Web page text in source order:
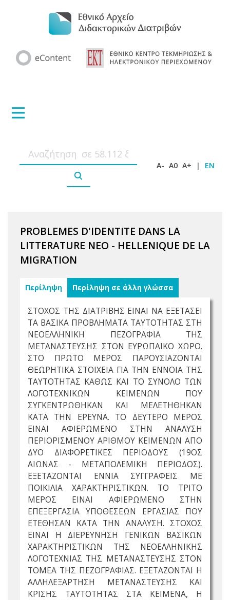
A- A0 A+ | EN
PROBLEMES D'IDENTITE DANS LA
LITTERATURE NEO - HELLENIQUE DE LA
MIGRATION
Περίληψη Περίληψη σε άλλη γλώσσα
ΣΤΟΧΟΣ ΤΗΣ ΔΙΑΤΡΙΒΗΣ ΕΙΝΑΙ ΝΑ ΕΞΕΤΑΣΕΙ
ΤΑ ΒΑΣΙΚΑ ΠΡΟΒΛΗΜΑΤΑ ΤΑΥΤΟΤΗΤΑΣ ΣΤΗ
ΝΕΟΕΛΛΗΝΙΚΗ ΠΕΖΟΓΡΑΦΙΑ ΤΗΣ
ΜΕΤΑΝΑΣΤΕΥΣΗΣ ΣΤΟΝ ΕΥΡΩΠΑΙΚΟ ΧΩΡΟ.
ΣΤΟ ΠΡΩΤΟ ΜΕΡΟΣ ΠΑΡΟΥΣΙΑΖΟΝΤΑΙ
ΘΕΩΡΗΤΙΚΑ ΣΤΟΙΧΕΙΑ ΓΙΑ ΤΗΝ ΕΝΝΟΙΑ ΤΗΣ
ΤΑΥΤΟΤΗΤΑΣ ΚΑΘΩΣ ΚΑΙ ΤΟ ΣΥΝΟΛΟ ΤΩΝ
ΛΟΓΟΤΕΧΝΙΚΩΝ ΚΕΙΜΕΝΩΝ ΠΟΥ
ΣΥΓΚΕΝΤΡΩΘΗΚΑΝ ΚΑΙ ΜΕΛΕΤΗΘΗΚΑΝ
ΚΑΤΑ ΤΗΝ ΕΡΕΥΝΑ. ΤΟ ΔΕΥΤΕΡΟ ΜΕΡΟΣ
ΕΙΝΑΙ ΑΦΙΕΡΩΜΕΝΟ ΣΤΗΝ ΑΝΑΛΥΣΗ
ΠΕΡΙΟΡΙΣΜΕΝΟΥ ΑΡΙΘΜΟΥ ΚΕΙΜΕΝΩΝ ΑΠΟ
ΔΥΟ ΔΙΑΦΟΡΕΤΙΚΕΣ ΠΕΡΙΟΔΟΥΣ (19ΟΣ
ΑΙΩΝΑΣ - ΜΕΤΑΠΟΛΕΜΙΚΗ ΠΕΡΙΟΔΟΣ).
ΕΞΕΤΑΖΟΝΤΑΙ ΕΝΝΙΑ ΣΥΓΓΡΑΦΕΙΣ ΜΕ
ΠΟΙΚΙΛΙΑ ΧΑΡΑΚΤΗΡΙΣΤΙΚΩΝ. ΤΟ ΤΡΙΤΟ
ΜΕΡΟΣ ΕΙΝΑΙ ΑΦΙΕΡΩΜΕΝΟ ΣΤΗΝ
ΕΠΕΞΕΡΓΑΣΙΑ ΥΠΟΘΕΣΕΩΝ ΕΡΓΑΣΙΑΣ ΠΟΥ
ΕΤΕΘΗΣΑΝ ΚΑΤΑ ΤΗΝ ΑΝΑΛΥΣΗ. ΣΤΟΧΟΣ
ΕΙΝΑΙ Η ΔΙΕΡΕΥΝΗΣΗ ΓΕΝΙΚΩΝ ΒΑΣΙΚΩΝ
ΧΑΡΑΚΤΗΡΙΣΤΙΚΩΝ ΤΗΣ ΝΕΟΕΛΛΗΝΙΚΗΣ
ΛΟΓΟΤΕΧΝΙΑΣ ΤΗΣ ΜΕΤΑΝΑΣΤΕΥΣΗΣ ΣΤΟΝ
ΤΟΜΕΑ ΤΗΣ ΠΕΖΟΓΡΑΦΙΑΣ. ΕΞΕΤΑΖΟΝΤΑΙ Η
ΑΛΛΗΛΕΞΑΡΤΗΣΗ ΜΕΤΑΝΑΣΤΕΥΣΗΣ ΚΑΙ
ΚΡΙΣΗΣ ΤΑΥΤΟΤΗΤΑΣ ΣΤΑ ΚΕΙΜΕΝΑ, Η